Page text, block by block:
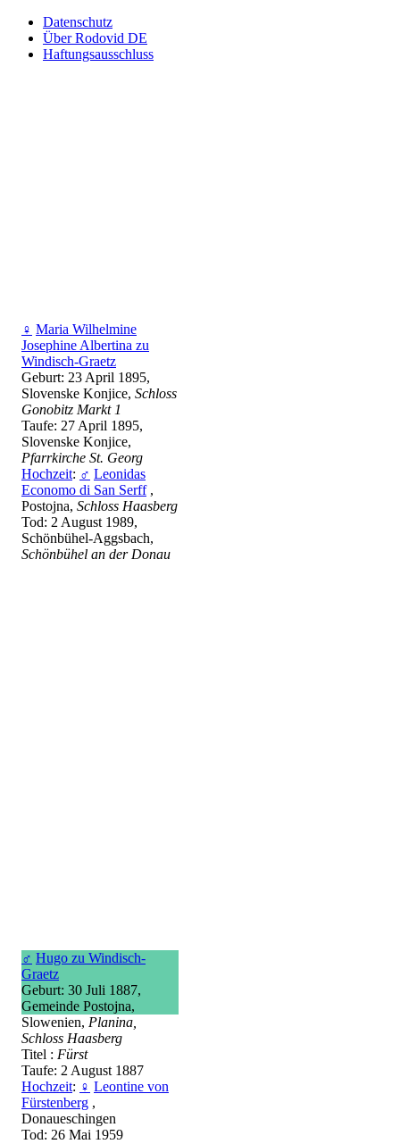
♀ Maria Wilhelmine
Josephine Albertina zu
Windisch-Graetz
Geburt: 23 April 1895,
Slovenske Konjice, Schloss
Gonobitz Markt 1
Taufe: 27 April 1895,
Slovenske Konjice,
Pfarrkirche St. Georg
Hochzeit: ♂ Leonidas
Economo di San Serff,
Postojna, Schloss Haasberg
Tod: 2 August 1989,
Schönbühel-Aggsbach,
Schönbühel an der Donau
♂ Hugo zu Windisch-
Graetz
Geburt: 30 Juli 1887,
Gemeinde Postojna,
Slowenien, Planina,
Schloss Haasberg
Titel : Fürst
Taufe: 2 August 1887
Hochzeit: ♀ Leontine von
Fürstenberg ,
Donaueschingen
Tod: 26 Mai 1959
Datenschutz
Über Rodovid DE
Haftungsausschluss